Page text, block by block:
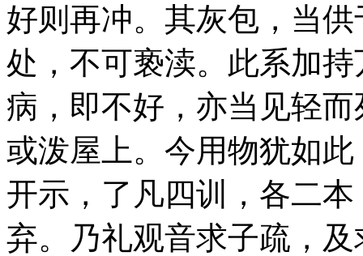
好则再冲。其灰包，当
处，不可亵渎。此系加
病，即不好，亦当见轻
或泼屋上。今用物犹如
开示，了凡四训，各二
弃。乃礼观音求子疏，